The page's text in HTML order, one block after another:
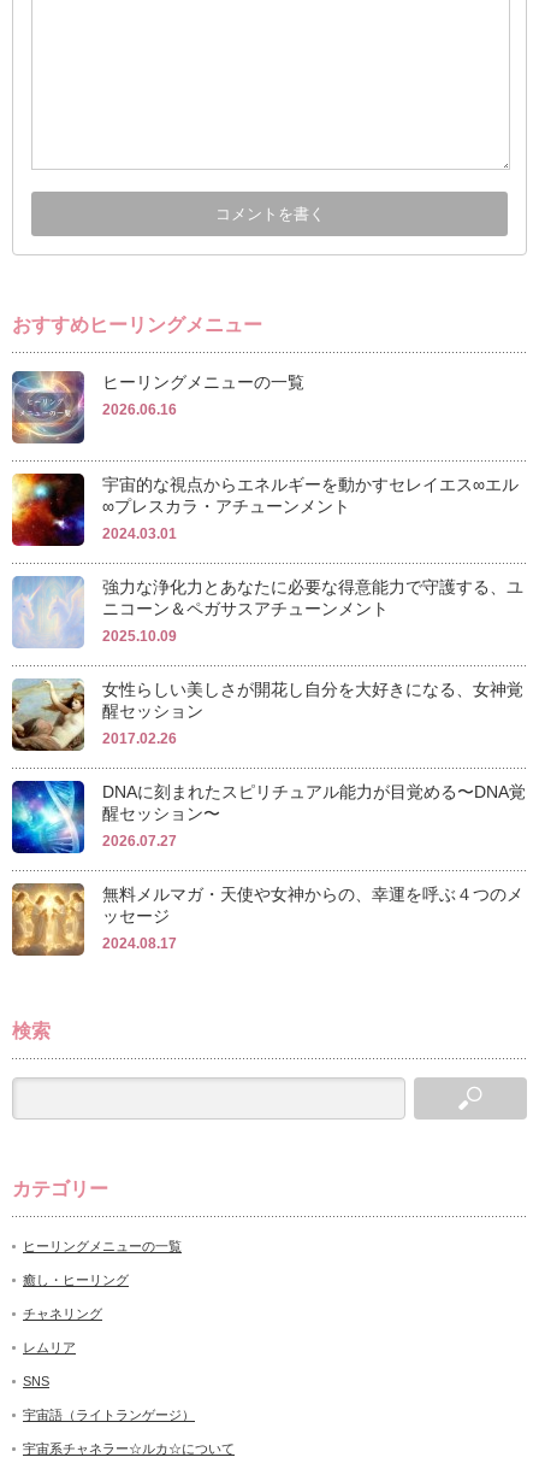
おすすめヒーリングメニュー
ヒーリングメニューの一覧
2026.06.16
宇宙的な視点からエネルギーを動かすセレイエス∞エル
∞プレスカラ・アチューンメント
2024.03.01
強力な浄化力とあなたに必要な得意能力で守護する、ユ
ニコーン＆ペガサスアチューンメント
2025.10.09
女性らしい美しさが開花し自分を大好きになる、女神覚
醒セッション
2017.02.26
DNAに刻まれたスピリチュアル能力が目覚める〜DNA覚
醒セッション〜
2026.07.27
無料メルマガ・天使や女神からの、幸運を呼ぶ４つのメ
ッセージ
2024.08.17
検索
カテゴリー
ヒーリングメニューの一覧
癒し・ヒーリング
チャネリング
レムリア
SNS
宇宙語（ライトランゲージ）
宇宙系チャネラー☆ルカ☆について